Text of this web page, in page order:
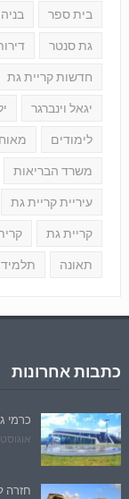
בית ספר בניה
גת סנטר
חדשות קריית גת
יגאל וינברגר
לימודים
משרד הבריאות
עיריית קריית גת
קריית גת
תאונה
כתבות אחרונות
כרמי
אוגוסט 22, 2025
חזרה